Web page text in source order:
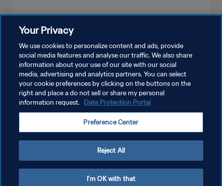
POLITIQUE DE CONFIDENTIALITÉ
CONDITIONS D'UTILISATION
GÉRER VOS PRÉFÉRENCES SUR LES COOKIES
Copyright © 1994 - 2026 FIFA. Tous droits réservés.
Your Privacy
We use cookies to personalize content and ads, provide
social media features and analyse our traffic. We also share
information about your use of our site with our social
media, advertising and analytics partners. You can select
your cookie preferences by clicking on the buttons on the
right and place a do not sell or share my personal
information request. Data Protection Portal
Preference Center
Reject All
I'm OK with that